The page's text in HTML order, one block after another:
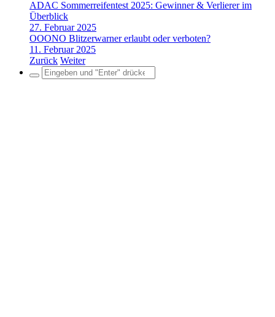
ADAC Sommerreifentest 2025: Gewinner & Verlierer im
Überblick
27. Februar 2025
OOONO Blitzerwarner erlaubt oder verboten?
11. Februar 2025
Zurück Weiter
Search
for: